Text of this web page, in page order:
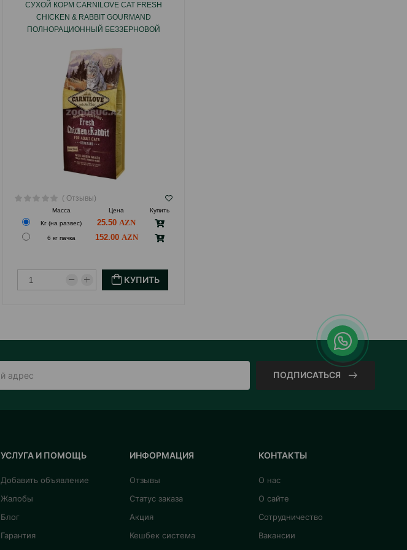
СУХОЙ КОРМ CARNILOVE CAT FRESH
CHICKEN & RABBIT GOURMAND
ПОЛНОРАЦИОННЫЙ БЕЗЗЕРНОВОЙ
ПРИВЕРЕДЛИВЫХ КОШЕК
( Отзывы)
Масса Цена
Купить
Кг (на развес)
25.50
6 кг пачка 152.00
КУПИТЬ
ПОДПИСАТЬСЯ
УСЛУГА И ПОМОЩЬ
Добавить объявление
Жалобы
Блог
Гарантия
ИНФОРМАЦИЯ
Отзывы
Статус заказа
Акция
Кешбек система
КОНТАКТЫ
О нас
О сайте
Сотрудничество
Вакансии